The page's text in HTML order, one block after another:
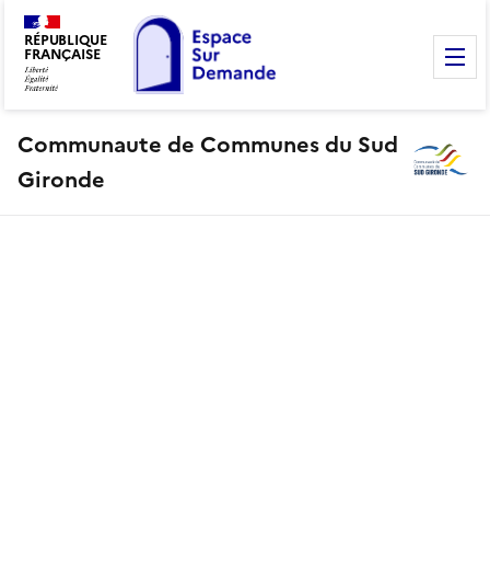
RÉPUBLIQUE
FRANÇAISE
Communaute de Communes du Sud
Gironde